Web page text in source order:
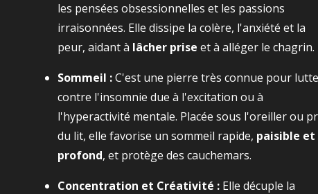
les pensées obsessionnelles et les passions
irraisonnées. Elle dissipe la colère, l'anxiété et la
peur, aidant à lâcher prise et à alléger le chagrin.
Sommeil :C'est une pierre très connue pour
contre l'insomnie due à l'excitation ou à
l'hyperactivité mentale. Placée sous l'oreiller ou
du lit, elle favorise un sommeil rapide, paisible et
profond, et protège des cauchemars.
Concentration et Créativité : Elle décuple la